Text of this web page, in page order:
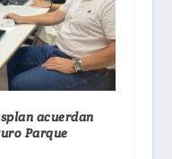
acuerdan
Parque